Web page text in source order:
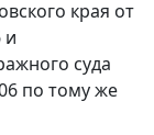
края от
и
суда
по тому же